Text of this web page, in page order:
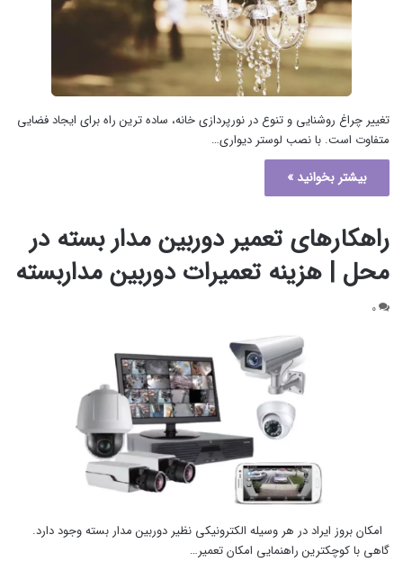
تغییر چراغ روشنایی و تنوع در نورپردازی خانه، ساده ترین راه برای ایجاد فضایی
متفاوت است. با نصب لوستر دیواری…
بیشتر بخوانید »
راهکارهای تعمیر دوربین مدار بسته در
محل | هزینه تعمیرات دوربین مداربسته
۰
امکان بروز ایراد در هر وسیله الکترونیکی نظیر دوربین مدار بسته وجود دارد.
گاهی با کوچکترین راهنمایی امکان تعمیر…